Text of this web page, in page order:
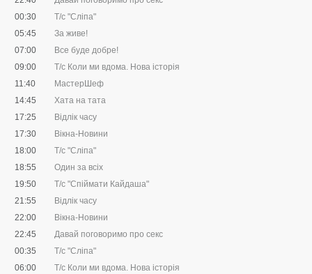
00:30
Т/с "Сліпа"
05:45
За живе!
07:00
Все буде добре!
09:00
Т/с Коли ми вдома. Нова історія
11:40
МастерШеф
14:45
Хата на тата
17:25
Відлік часу
17:30
Вікна-Новини
18:00
Т/с "Сліпа"
18:55
Один за всіх
19:50
Т/с "Спіймати Кайдаша"
21:55
Відлік часу
22:00
Вікна-Новини
22:45
Давай поговоримо про секс
00:35
Т/с "Сліпа"
06:00
Т/с Коли ми вдома. Нова історія